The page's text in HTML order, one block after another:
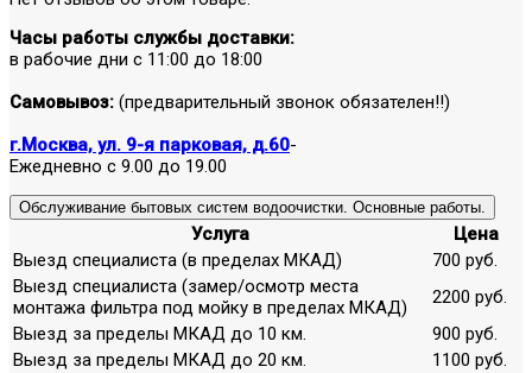
Часы работы службы доставки:
в рабочие дни с 11:00 до 18:00
Самовывоз: (предварительный звонок обязателен!!)
г.Москва, ул. 9-я парковая, д.60-
Ежедневно с 9.00 до 19.00
Обслуживание бытовых систем водоочистки. Основные работы.
Услуга
Цена
Выезд специалиста (в пределах МКАД)
700 руб.
Выезд специалиста (замер/осмотр места
монтажа фильтра под мойку в пределах МКАД)
2200 руб.
Выезд за пределы МКАД до 10 км.
900 руб.
Выезд за пределы МКАД до 20 км.
1100 руб.